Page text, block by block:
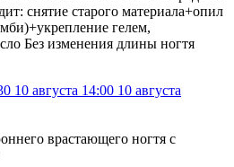
снятие старого материала+опил
гелем,
Без изменения длины ногтя
10 августа 14:00 10 августа
врастающего ногтя с